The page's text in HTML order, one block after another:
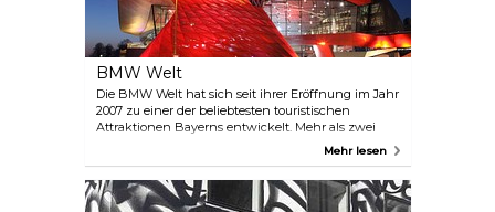
BMW Welt
Die BMW Welt hat sich seit ihrer Eröffnung im Jahr
2007 zu einer der beliebtesten touristischen
Attraktionen Bayerns entwickelt. Mehr als zwei
Millionen Besucher strömen jährlich in die BMW
Veranstaltungen, das Juniorprogramm für Kinder
und die Führungen zu erleben.
Mehr lesen